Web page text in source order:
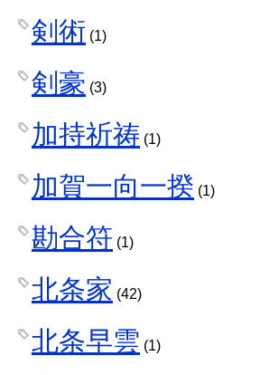
剣術 (1)
剣豪 (3)
加持祈祷 (1)
加賀一向一揆 (1)
勘合符 (1)
北条家 (42)
北条早雲 (1)